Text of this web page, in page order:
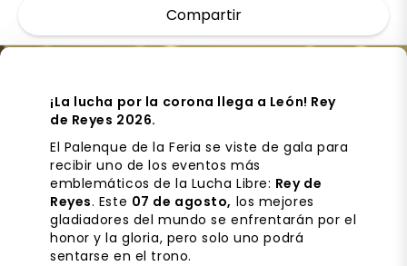
Compartir
¡La lucha por la corona llega a León! Rey
de Reyes 2026.
El Palenque de la Feria se viste de gala para
recibir uno de los eventos más
emblemáticos de la Lucha Libre: Rey de
Reyes. Este 07 de agosto, los mejores
gladiadores del mundo se enfrentarán por el
honor y la gloria, pero solo uno podrá
sentarse en el trono.